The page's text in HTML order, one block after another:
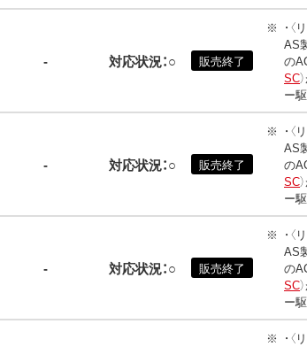
- 対応状況：○ 販売終了
・
AS
の
SC
ー
- 対応状況：○ 販売終了
・
AS
の
SC
ー
- 対応状況：○ 販売終了
・
AS
の
SC
ー
・